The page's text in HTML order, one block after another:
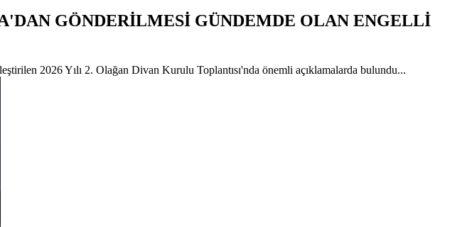
GÖNDERİLMESİ GÜNDEMDE OLAN ENGELLİ
2026 Yılı 2. Olağan Divan Kurulu Toplantısı'nda önemli açıklamalarda bulundu...